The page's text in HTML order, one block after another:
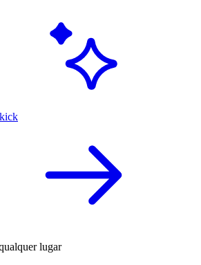
lugar